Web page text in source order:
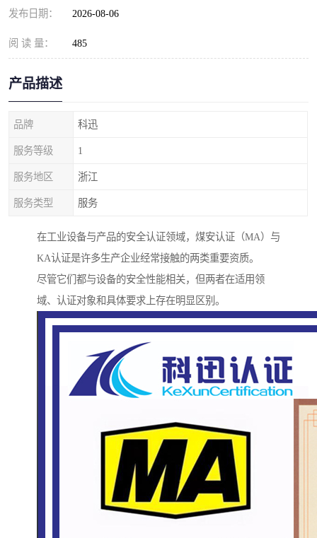
发布日期： 2026-08-06
阅 读 量： 485
产品描述
品牌 科迅
服务等级 1
服务地区 浙江
服务类型 服务
在工业设备与产品的安全认证领域，煤安认证（MA）与
KA认证是许多生产企业经常接触的两类重要资质。
尽管它们都与设备的安全性能相关，但两者在适用领
域、认证对象和具体要求上存在明显区别。